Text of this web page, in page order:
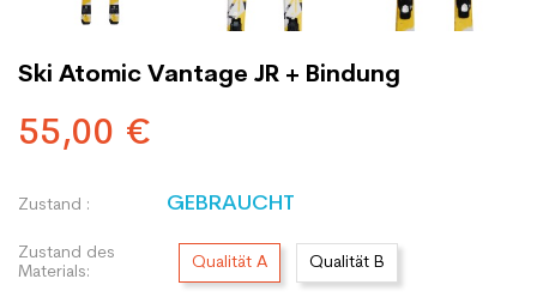
Ski Atomic Vantage JR + Bindung
55,00 €
Zustand : GEBRAUCHT
Zustand des
Materials:
Qualität A Qualität B